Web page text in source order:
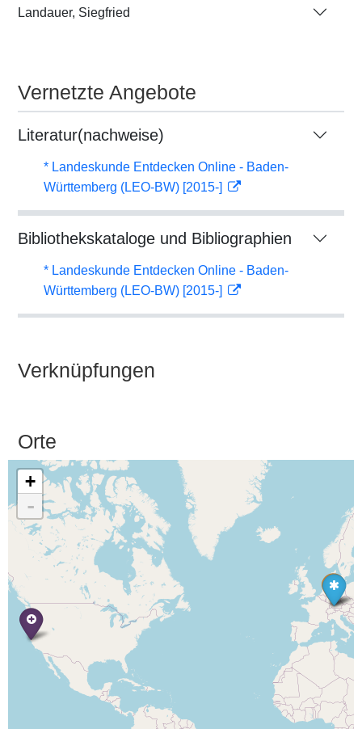
Landauer, Siegfried
Vernetzte Angebote
Literatur(nachweise)
* Landeskunde Entdecken Online - Baden-
Württemberg (LEO-BW) [2015-]
Bibliothekskataloge und Bibliographien
* Landeskunde Entdecken Online - Baden-
Württemberg (LEO-BW) [2015-]
Verknüpfungen
Orte
+
-